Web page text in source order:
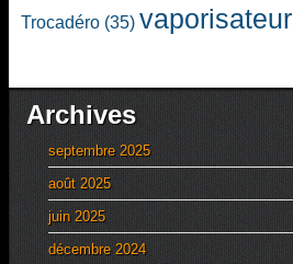
Trocadéro (35) vaporisateur
Archives
septembre 2025
août 2025
juin 2025
décembre 2024